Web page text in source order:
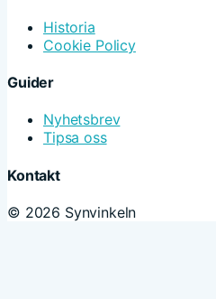
Historia
Cookie Policy
Guider
Nyhetsbrev
Tipsa oss
Kontakt
© 2026 Synvinkeln